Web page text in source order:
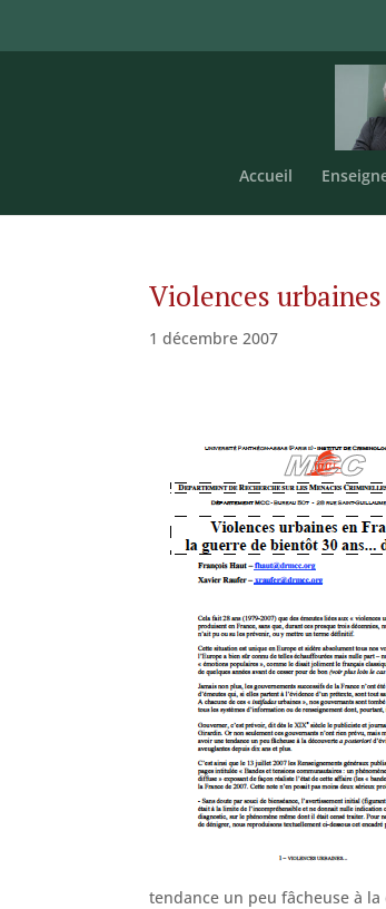
Accueil
Violences
1 décembre 2007
tendance un peu fâcheuse à